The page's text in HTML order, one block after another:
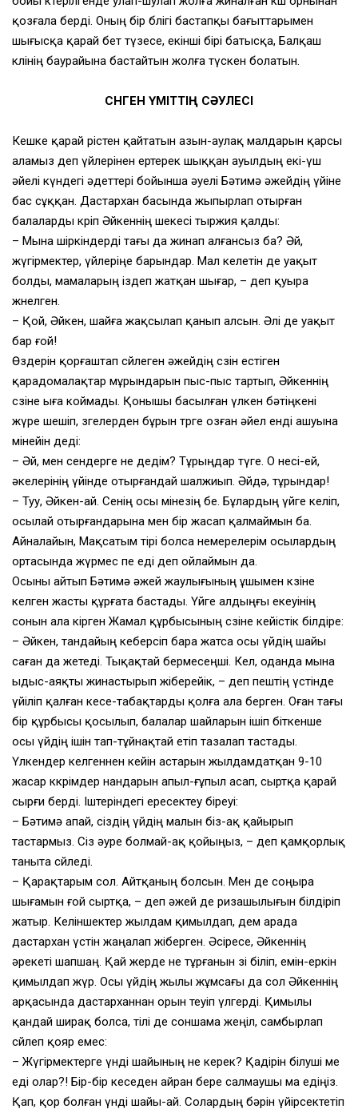
қозғала берді. Оның бір бөлігі бастапқы бағыттарымен
шығысқа қарай бет түзесе, екінші бірі батысқа, Балқаш
көлінің баурайына бастайтын жолға түскен болатын.
СӨНГЕН ҮМІТТІҢ СӘУЛЕСІ
Кешке қарай өрістен қайтатын азын-аулақ малдарын қарсы
аламыз деп үйлерінен ертерек шыққан ауылдың екі-үш
әйелі күндегі әдеттері бойынша әуелі Бәтимә әжейдің үйіне
бас сұққан. Дастархан басында жыпырлап отырған
балаларды көріп Әйкеннің шекесі тыржия қалды:
– Мына шіркіндерді тағы да жинап алғансыз ба? Әй,
жүгірмектер, үйлеріңе барындар. Мал келетін де уақыт
болды, мамаларың іздеп жатқан шығар, – деп қуыра
жөнелген.
– Қой, Әйкен, шайға жақсылап қанып алсын. Әлі де уақыт
бар ғой!
Өздерін қорғаштап сөйлеген әжейдің сөзін естіген
қарадомалақтар мұрындарын пыс-пыс тартып, Әйкеннің
сөзіне ыға коймады. Қонышы басылған үлкен бәтіңкені
жүре шешіп, өзгелерден бұрын төрге озған әйел енді ашуына
мінейін деді:
– Әй, мен сендерге не дедім? Тұрыңдар түге. О несі-ей,
әкелерінің үйінде отырғандай шалжиып. Әйдә, тұрындар!
– Туу, Әйкен-ай. Сенің осы мінезің бе. Бұлардың үйге келіп,
осылай отырғандарына мен бір жасап қалмаймын ба.
Айналайын, Мақсатым тірі болса немерелерім осылардың
ортасында жүрмес пе еді деп ойлаймын да.
Осыны айтып Бәтимә әжей жаулығының ұшымен көзіне
келген жасты құрғата бастады. Үйге алдыңғы екеуінің
сонын ала кірген Жамал құрбысының сөзіне кейістік білдіре:
– Әйкен, тандайың кеберсіп бара жатса осы үйдің шайы
саған да жетеді. Тықақтай бермесеңші. Кел, оданда мына
ыдыс-аяқты жинастырып жіберейік, – деп пештің үстінде
үйіліп қалған кесе-табақтарды қолға ала берген. Оған тағы
бір құрбысы қосылып, балалар шайларын ішіп біткенше
осы үйдің ішін тап-тұйнақтай етіп тазалап тастады.
Үлкендер келгеннен кейін астарын жылдамдатқан 9-10
жасар көкөрімдер нандарын апыл-ғұпыл асап, сыртқа қарай
сырғи берді. Іштеріндегі ересектеу біреуі:
– Бәтимә апай, сіздің үйдің малын біз-ақ қайырып
тастармыз. Сіз әуре болмай-ақ қойыңыз, – деп қамқорлық
таныта сөйледі.
– Қарақтарым сол. Айтқаның болсын. Мен де соңыра
шығамын ғой сыртқа, – деп әжей де ризашылығын білдіріп
жатыр. Келіншектер жылдам қимылдап, дем арада
дастархан үстін жаңалап жіберген. Әсіресе, Әйкеннің
әрекеті шапшаң. Қай жерде не тұрғанын өзі біліп, емін-еркін
қимылдап жүр. Осы үйдің жылы жұмсағы да сол Әйкеннің
арқасында дастарханнан орын теуіп үлгерді. Қимылы
қандай ширақ болса, тілі де соншама жеңіл, самбырлап
сөйлеп қояр емес:
– Жүгірмектерге үнді шайының не керек? Қадірін білуші ме
еді олар?! Бір-бір кеседен айран бере салмаушы ма едіңіз.
Қап, қор болған үнді шайы-ай. Солардың бәрін үйірсектетіп